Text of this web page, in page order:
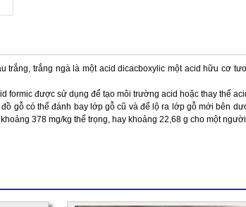
trắng ngà là một acid dicacboxylic một acid hữu cơ
được sử dụng để tạo môi trường acid hoặc thay thế
gỗ có thể đánh bay lớp gỗ cũ và để lộ ra lớp gỗ mới bên
378 mg/kg thể trọng, hay khoảng 22,68 g cho một